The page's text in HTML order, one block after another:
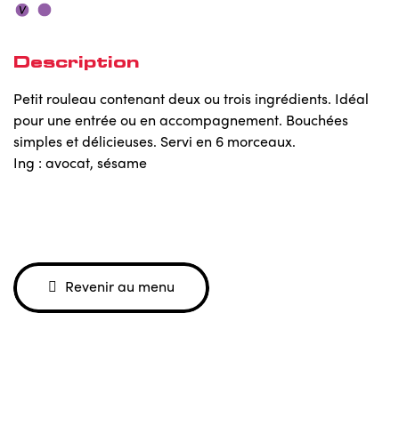
Description
Petit rouleau contenant deux ou trois ingrédients. Idéal
pour une entrée ou en accompagnement. Bouchées
simples et délicieuses. Servi en 6 morceaux.
Ing : avocat, sésame
Revenir au menu